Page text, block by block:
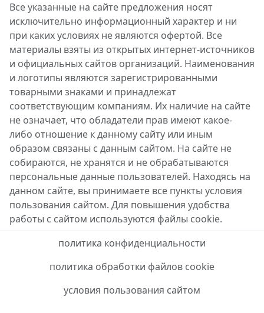
Все указанные на сайте предложения носят
исключительно информационный характер и ни
при каких условиях не являются офертой. Все
материалы взяты из открытых интернет-источников
и официальных сайтов организаций. Наименования
и логотипы являются зарегистрированными
товарными знаками и принадлежат
соответствующим компаниям. Их наличие на сайте
не означает, что обладатели прав имеют какое-
либо отношение к данному сайту или иным
образом связаны с данным сайтом. На сайте не
собираются, не хранятся и не обрабатываются
персональные данные пользователей. Находясь на
данном сайте, вы принимаете все пункты условия
пользования сайтом. Для повышения удобства
работы с сайтом используются файлы cookie.
политика конфиденциальности
политика обработки файлов cookie
условия пользования сайтом